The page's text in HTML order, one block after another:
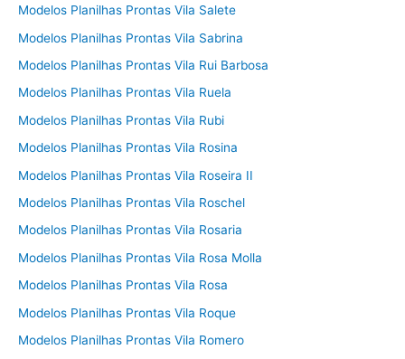
Modelos Planilhas Prontas Vila Salete
Modelos Planilhas Prontas Vila Sabrina
Modelos Planilhas Prontas Vila Rui Barbosa
Modelos Planilhas Prontas Vila Ruela
Modelos Planilhas Prontas Vila Rubi
Modelos Planilhas Prontas Vila Rosina
Modelos Planilhas Prontas Vila Roseira II
Modelos Planilhas Prontas Vila Roschel
Modelos Planilhas Prontas Vila Rosaria
Modelos Planilhas Prontas Vila Rosa Molla
Modelos Planilhas Prontas Vila Rosa
Modelos Planilhas Prontas Vila Roque
Modelos Planilhas Prontas Vila Romero